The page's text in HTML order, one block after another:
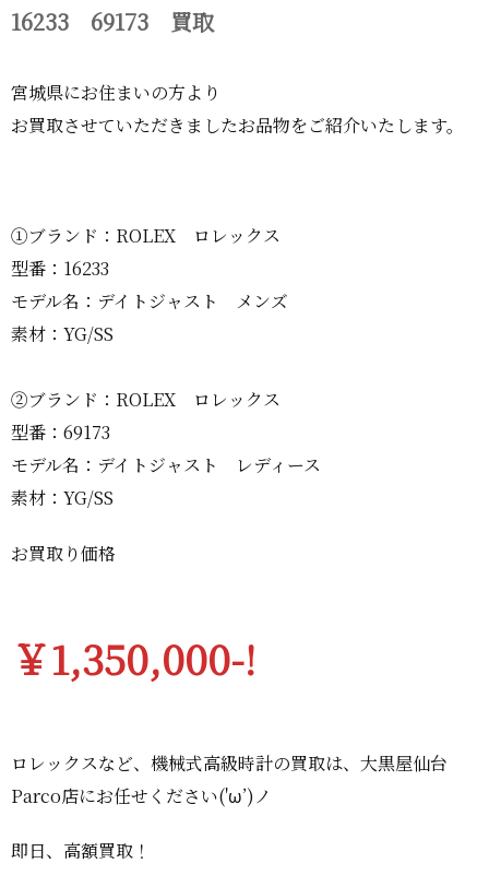
16233 69173 買取
宮城県にお住まいの方より
お買取させていただきましたお品物をご紹介いたします。
①ブランド：ROLEX ロレックス
型番：16233
モデル名：デイトジャスト メンズ
素材：YG/SS
②ブランド：ROLEX ロレックス
型番：69173
モデル名：デイトジャスト レディース
素材：YG/SS
お買取り価格
￥1,350,000-!
ロレックスなど、機械式高級時計の買取は、大黒屋仙台
Parco店にお任せください('ω’)ノ
即日、高額買取！